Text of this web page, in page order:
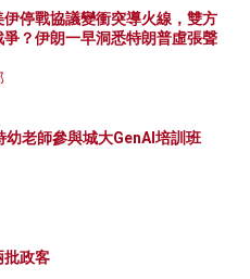
伊停戰協議變衝突導火線，雙方
爭？伊朗一早洞悉特朗普虛張聲
幼老師參與城大GenAI培訓班
批政客